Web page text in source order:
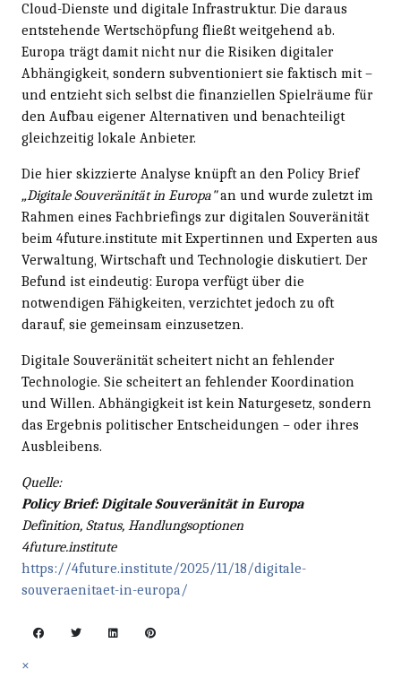
Cloud-Dienste und digitale Infrastruktur. Die daraus
entstehende Wertschöpfung fließt weitgehend ab.
Europa trägt damit nicht nur die Risiken digitaler
Abhängigkeit, sondern subventioniert sie faktisch mit –
und entzieht sich selbst die finanziellen Spielräume für
den Aufbau eigener Alternativen und benachteiligt
gleichzeitig lokale Anbieter.
Die hier skizzierte Analyse knüpft an den Policy Brief
„Digitale Souveränität in Europa"an und wurde zuletzt im
Rahmen eines Fachbriefings zur digitalen Souveränität
beim 4future.institute mit Expertinnen und Experten aus
Verwaltung, Wirtschaft und Technologie diskutiert. Der
Befund ist eindeutig: Europa verfügt über die
notwendigen Fähigkeiten, verzichtet jedoch zu oft
darauf, sie gemeinsam einzusetzen.
Digitale Souveränität scheitert nicht an fehlender
Technologie. Sie scheitert an fehlender Koordination
und Willen. Abhängigkeit ist kein Naturgesetz, sondern
das Ergebnis politischer Entscheidungen – oder ihres
Ausbleibens.
Quelle:
Policy Brief: Digitale Souveränität in Europa
Definition, Status, Handlungsoptionen
4future.institute
https://4future.institute/2025/11/18/digitale-
souveraenitaet-in-europa/
×